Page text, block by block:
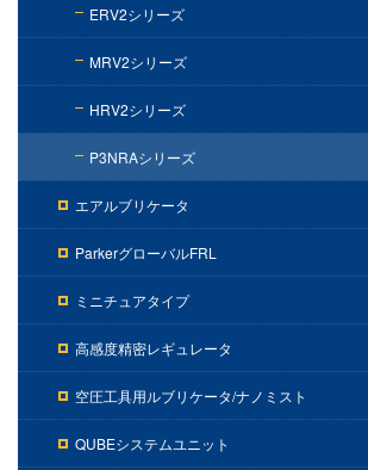
ERV2シリーズ
MRV2シリーズ
HRV2シリーズ
P3NRAシリーズ
エアルブリケータ
ParkerグローバルFRL
ミニチュアタイプ
高感度精密レギュレータ
空圧工具用ルブリケータ/ナノミスト
QUBEシステムユニット